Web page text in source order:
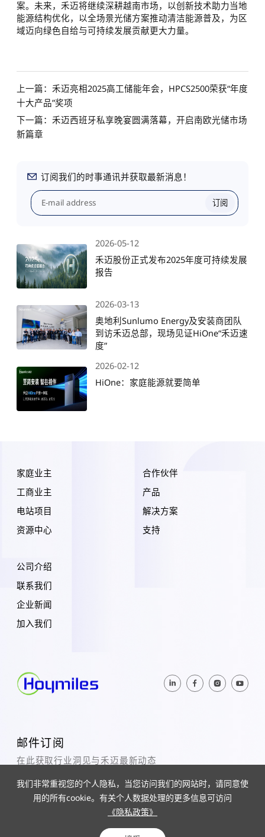
案。未来，禾迈将继续深耕越南市场，以创新技术助力当地
能源结构优化，以全场景光储方案推动清洁能源普及，为区
域迈向绿色自给与可持续发展贡献更大力量。
上一篇：禾迈亮相2025高工储能年会，HPCS2500荣获“年度
十大产品”奖项
下一篇：禾迈西班牙私享晚宴圆满落幕，开启南欧光储市场
新篇章
订阅我们的时事通讯并获取最新消息！
订阅
2026-05-12
禾迈股份正式发布2025年度可持续发展
报告
2026-03-13
奥地利Sunlumo Energy及安装商团队
到访禾迈总部，现场见证HiOne“禾迈速
度”
2026-02-12
HiOne：家庭能源就要简单
家庭业主
工商业主
电站项目
资源中心
合作伙伴
产品
解决方案
支持
公司介绍
联系我们
企业新闻
加入我们
邮件订阅
在此获取行业洞见与禾迈最新动态
订阅
我们非常重视您的个人隐私，当您访问我们的网站时，请同意使
用的所有cookie。有关个人数据处理的更多信息可访问
《隐私政策》